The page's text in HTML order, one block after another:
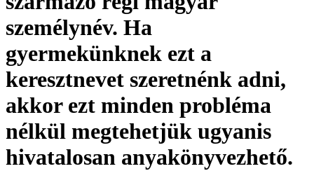
személynév. Ha
gyermekünknek ezt a
keresztnevet szeretnénk adni,
akkor ezt minden probléma
nélkül megtehetjük ugyanis
hivatalosan anyakönyvezhető.